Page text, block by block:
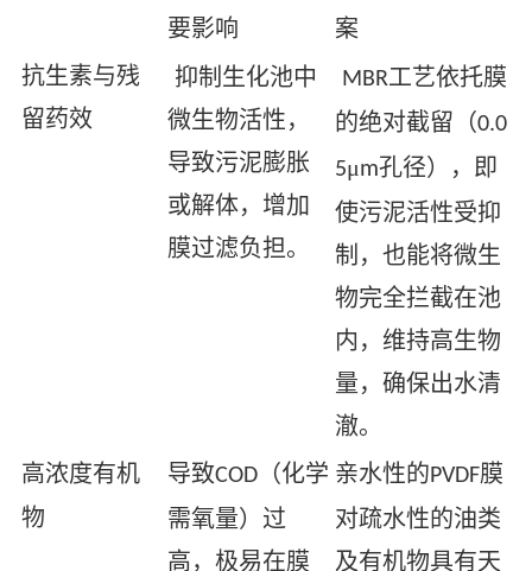
要影响
案
抗生素与残
留药效
抑制生化池中
微生物活性，
导致污泥膨胀
或解体，增加
膜过滤负担。
MBR工艺依托膜
的绝对截留（0.0
5μm孔径），即
使污泥活性受抑
制，也能将微生
物完全拦截在池
内，维持高生物
量，确保出水清
澈。
高浓度有机
物
导致COD （化学
需氧量）过
高，极易在膜
亲水性的 PVDF膜
对疏水性的油类
及有机物具有天